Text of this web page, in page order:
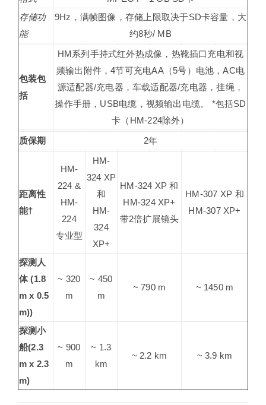
存储功
能
9Hz，满帧图像，存储上限取决于SD卡容量，大
约8秒/ MB
包装包
括
HM系列手持式红外热成像，热靴插口充电和视
频输出附件，4节可充电AA（5号）电池，AC电
源适配器/充电器，车载适配器/充电器，挂绳，
操作手册，USB电缆，视频输出电缆。 *包括SD
卡（HM-224除外）
质保期
2年
距离性
能†
HM-
224 &
HM-
224
专业型
HM-
324 XP
和
HM-
324
XP+
HM-324 XP 和
HM-324 XP+
带2倍扩展镜头
HM-307 XP 和
HM-307 XP+
探测人
体 (1.8
m x 0.5
m))
~ 320
m
~ 450
m
~ 790 m ~ 1450 m
探测小
船(2.3
m x 2.3
m)
~ 900
m
~ 1.3
km
~ 2.2 km ~ 3.9 km